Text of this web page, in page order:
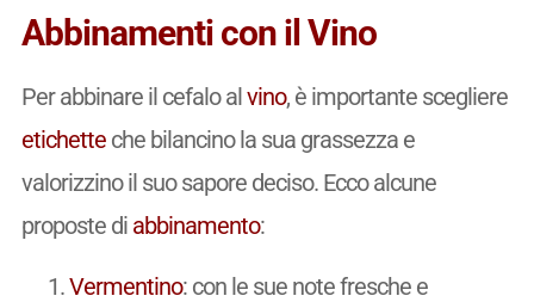
Abbinamenti con il Vino
Per abbinare il cefalo alvino, è importante scegliere
etichetteche bilancino la sua grassezza e
valorizzino il suo sapore deciso. Ecco alcune
proposte di abbinamento:
Vermentino: con le sue note fresche e